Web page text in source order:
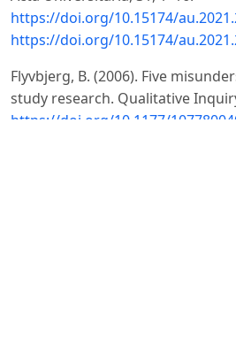
https://doi.org/10.15174/
https://doi.org/10.15174/
Flyvbjerg, B. (2006). Five
study research. Qualitative
https://doi.org/10.1177/